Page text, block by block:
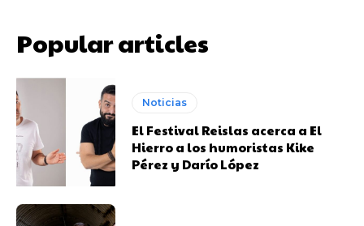
Popular articles
Noticias
El Festival Reislas acerca a El
Hierro a los humoristas Kike
Pérez y Darío López